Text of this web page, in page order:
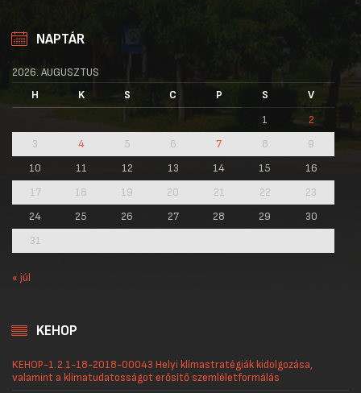
NAPTÁR
2026. AUGUSZTUS
H
K S C P S
V
1
2
3
4 5 6 7 8
9
10
11 12 13 14 15
16
17
18 19 20 21 22
23
24
25 26 27 28 29
30
31
« júl
KEHOP
KEHOP-1.2.1-18-2018-00043 Helyi klímastratégiák kidolgozása,
valamint a klímatudatosságot erősítő szemléletformálás